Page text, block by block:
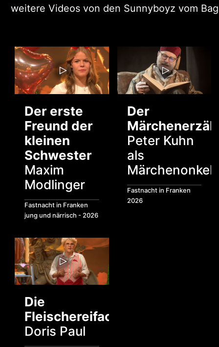
weitere Videos von den Sunnyboyz vom
Der erste
Freund der
kleinen
Schwester
Maxim
Modlinger
Fastnacht in Franken
jung und närrisch - 2026
Der
Peter Kuhn
als
Märchenonkel
Fastnacht in Franken
2026
Die
Fleischereifachverkäuferin
Doris Paul